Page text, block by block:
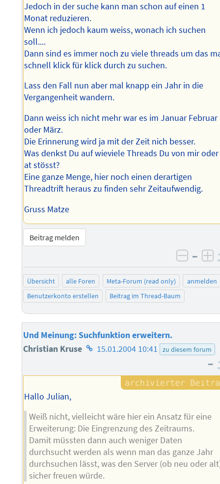
Jedoch in der suche kann man schon auf einen 1
Monat reduzieren.
Wenn ich jedoch kaum weiss, wonach ich suchen
soll....
Dann sind es immer noch zu viele threads um das
schnell klick für klick durch zu suchen.
Lass den Fall nun aber mal knapp ein Jahr in die
Vergangenheit wandern.
Dann weiss ich nicht mehr war es im Januar Februar
oder März.
Die Erinnerung wird ja mit der Zeit nich besser.
Was denkst Du auf wieviele Threads Du von mir oder
at stösst?
Eine ganze Menge, hier noch einen derartigen
Threadtrift heraus zu finden sehr Zeitaufwendig.
Gruss Matze
Beitrag melden
–
Übersicht alle Foren Meta-Forum (read only)
anmelden
Benutzerkonto erstellen
Beitrag im Thread-Baum
Und Meinung: Suchfunktion erweitern.
Christian Kruse Homepage
Autors
15.01.2004 10:41 zu diesem forum
–
Hallo Julian,
Weiß nicht, vielleicht wäre hier ein Ansatz für eine
Erweiterung: Die Eingrenzung des Zeitraums.
Damit müssten dann auch weniger Daten
durchsucht werden als wenn man das ganze Jahr
durchsuchen lässt, was den Server (ob neu oder
sicher freuen würde.